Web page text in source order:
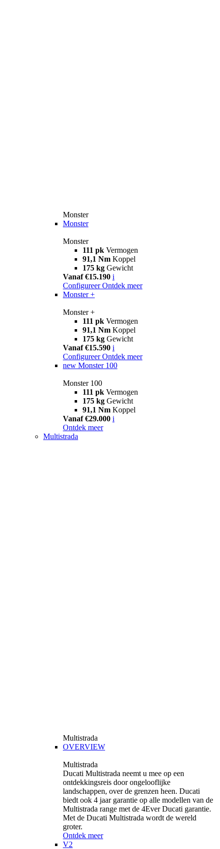
Monster
Monster
Monster
111 pk Vermogen
91,1 Nm Koppel
175 kg Gewicht
Vanaf €15.190 i
Configureer Ontdek meer
Monster +
Monster +
111 pk Vermogen
91,1 Nm Koppel
175 kg Gewicht
Vanaf €15.590 i
Configureer Ontdek meer
new Monster 100
Monster 100
111 pk Vermogen
175 kg Gewicht
91,1 Nm Koppel
Vanaf €29.000 i
Ontdek meer
Multistrada
Multistrada
OVERVIEW
Multistrada
Ducati Multistrada neemt u mee op een
ontdekkingsreis door ongelooflijke
landschappen, over de grenzen heen. Ducati
biedt ook 4 jaar garantie op alle modellen van de
Multistrada range met de 4Ever Ducati garantie.
Met de Ducati Multistrada wordt de wereld
groter.
Ontdek meer
V2